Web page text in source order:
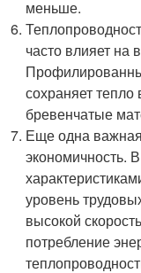
меньше.
часто влияет на
сохраняет
бревенчатые
Еще одна
экономичность.
уровень
высокой
потребление